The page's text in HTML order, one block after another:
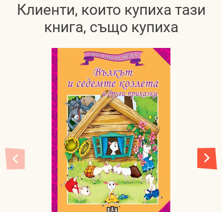
Клиенти, които купиха тази
книга, също купиха